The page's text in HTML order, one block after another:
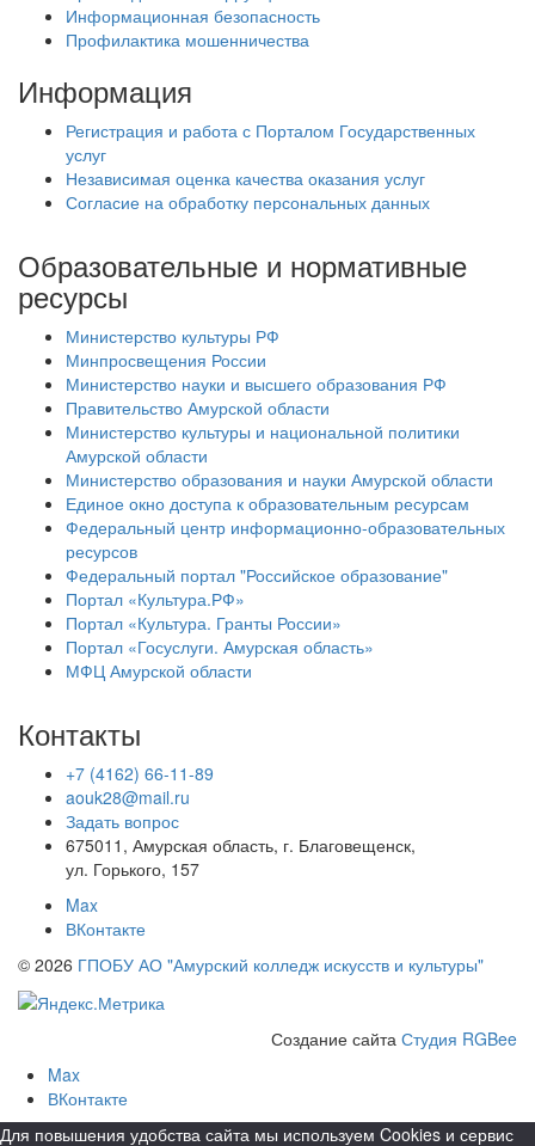
Информационная безопасность
Профилактика мошенничества
Информация
Регистрация и работа с Порталом Государственных
услуг
Независимая оценка качества оказания услуг
Согласие на обработку персональных данных
Образовательные и нормативные
ресурсы
Министерство культуры РФ
Минпросвещения России
Министерство науки и высшего образования РФ
Правительство Амурской области
Министерство культуры и национальной политики
Амурской области
Министерство образования и науки Амурской области
Единое окно доступа к образовательным ресурсам
Федеральный центр информационно-образовательных
ресурсов
Федеральный портал "Российское образование"
Портал «Культура.РФ»
Портал «Культура. Гранты России»
Портал «Госуслуги. Амурская область»
МФЦ Амурской области
Контакты
+7 (4162) 66-11-89
aouk28@mail.ru
Задать вопрос
675011, Амурская область, г. Благовещенск,
ул. Горького, 157
Max
ВКонтакте
© 2026 ГПОБУ АО "Амурский колледж искусств и культуры"
Создание сайта Студия RGBee
Max
ВКонтакте
Для повышения удобства сайта мы используем Cookies и сервис